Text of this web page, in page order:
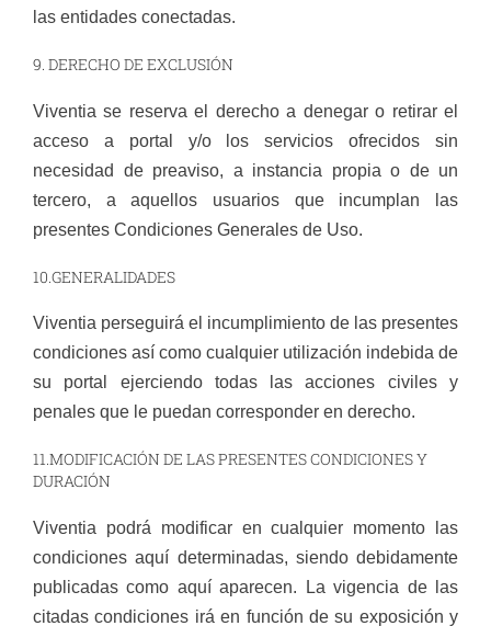
las entidades conectadas.
9. DERECHO DE EXCLUSIÓN
Viventia se reserva el derecho a denegar o retirar el
acceso a portal y/o los servicios ofrecidos sin
necesidad de preaviso, a instancia propia o de un
tercero, a aquellos usuarios que incumplan las
presentes Condiciones Generales de Uso.
10.GENERALIDADES
Viventia perseguirá el incumplimiento de las presentes
condiciones así como cualquier utilización indebida de
su portal ejerciendo todas las acciones civiles y
penales que le puedan corresponder en derecho.
11.MODIFICACIÓN DE LAS PRESENTES CONDICIONES Y
DURACIÓN
Viventia podrá modificar en cualquier momento las
condiciones aquí determinadas, siendo debidamente
publicadas como aquí aparecen. La vigencia de las
citadas condiciones irá en función de su exposición y